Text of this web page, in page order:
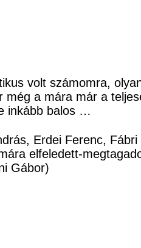
volt számomra,
a mára már a
inkább balos …
Erdei Ferenc,
elfeledett-
Gábor)